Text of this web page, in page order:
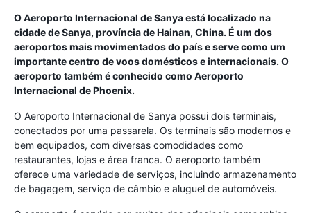
O Aeroporto Internacional de Sanya está localizado na
cidade de Sanya, província de Hainan, China. É um dos
aeroportos mais movimentados do país e serve como um
importante centro de voos domésticos e internacionais. O
aeroporto também é conhecido como Aeroporto
Internacional de Phoenix.
O Aeroporto Internacional de Sanya possui dois terminais,
conectados por uma passarela. Os terminais são modernos e
bem equipados, com diversas comodidades como
restaurantes, lojas e área franca. O aeroporto também
oferece uma variedade de serviços, incluindo armazenamento
de bagagem, serviço de câmbio e aluguel de automóveis.